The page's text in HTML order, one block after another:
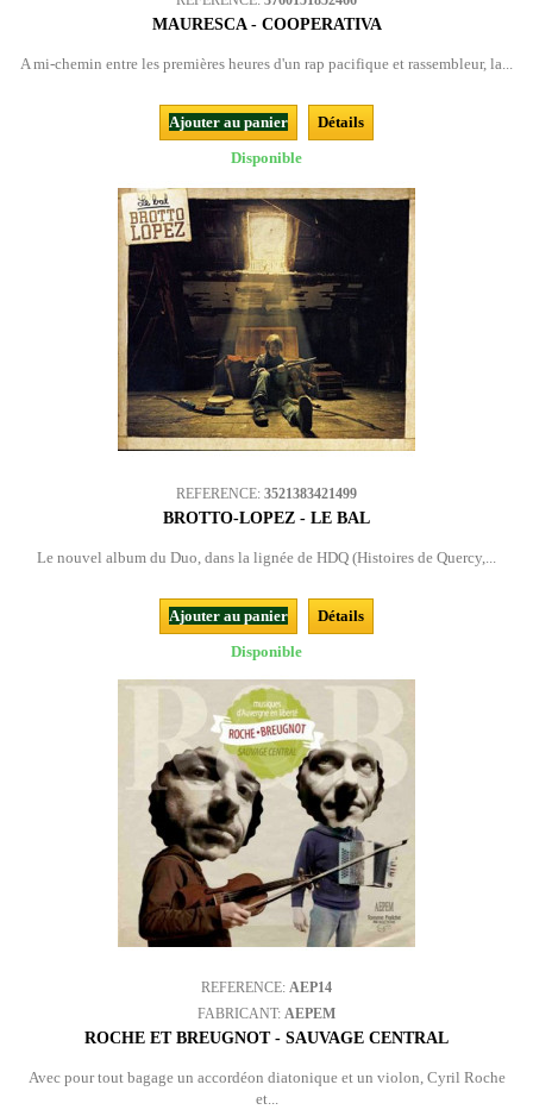
MAURESCA - COOPERATIVA
A mi-chemin entre les premières heures d'un rap pacifique et rassembleur, la...
Ajouter au panier
Détails
Disponible
REFERENCE: 3521383421499
BROTTO-LOPEZ - LE BAL
Le nouvel album du Duo, dans la lignée de HDQ (Histoires de Quercy,...
Ajouter au panier
Détails
Disponible
REFERENCE: AEP14
FABRICANT: AEPEM
ROCHE ET BREUGNOT - SAUVAGE CENTRAL
Avec pour tout bagage un accordéon diatonique et un violon, Cyril Roche
et...